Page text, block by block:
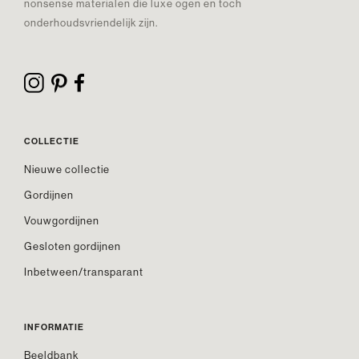
nonsense materialen die luxe ogen en toch
onderhoudsvriendelijk zijn.
COLLECTIE
Nieuwe collectie
Gordijnen
Vouwgordijnen
Gesloten gordijnen
Inbetween/transparant
INFORMATIE
Beeldbank